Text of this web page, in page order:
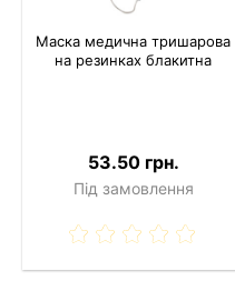
Маска медична тришарова
на резинках блакитна
53.50 грн.
Під замовлення